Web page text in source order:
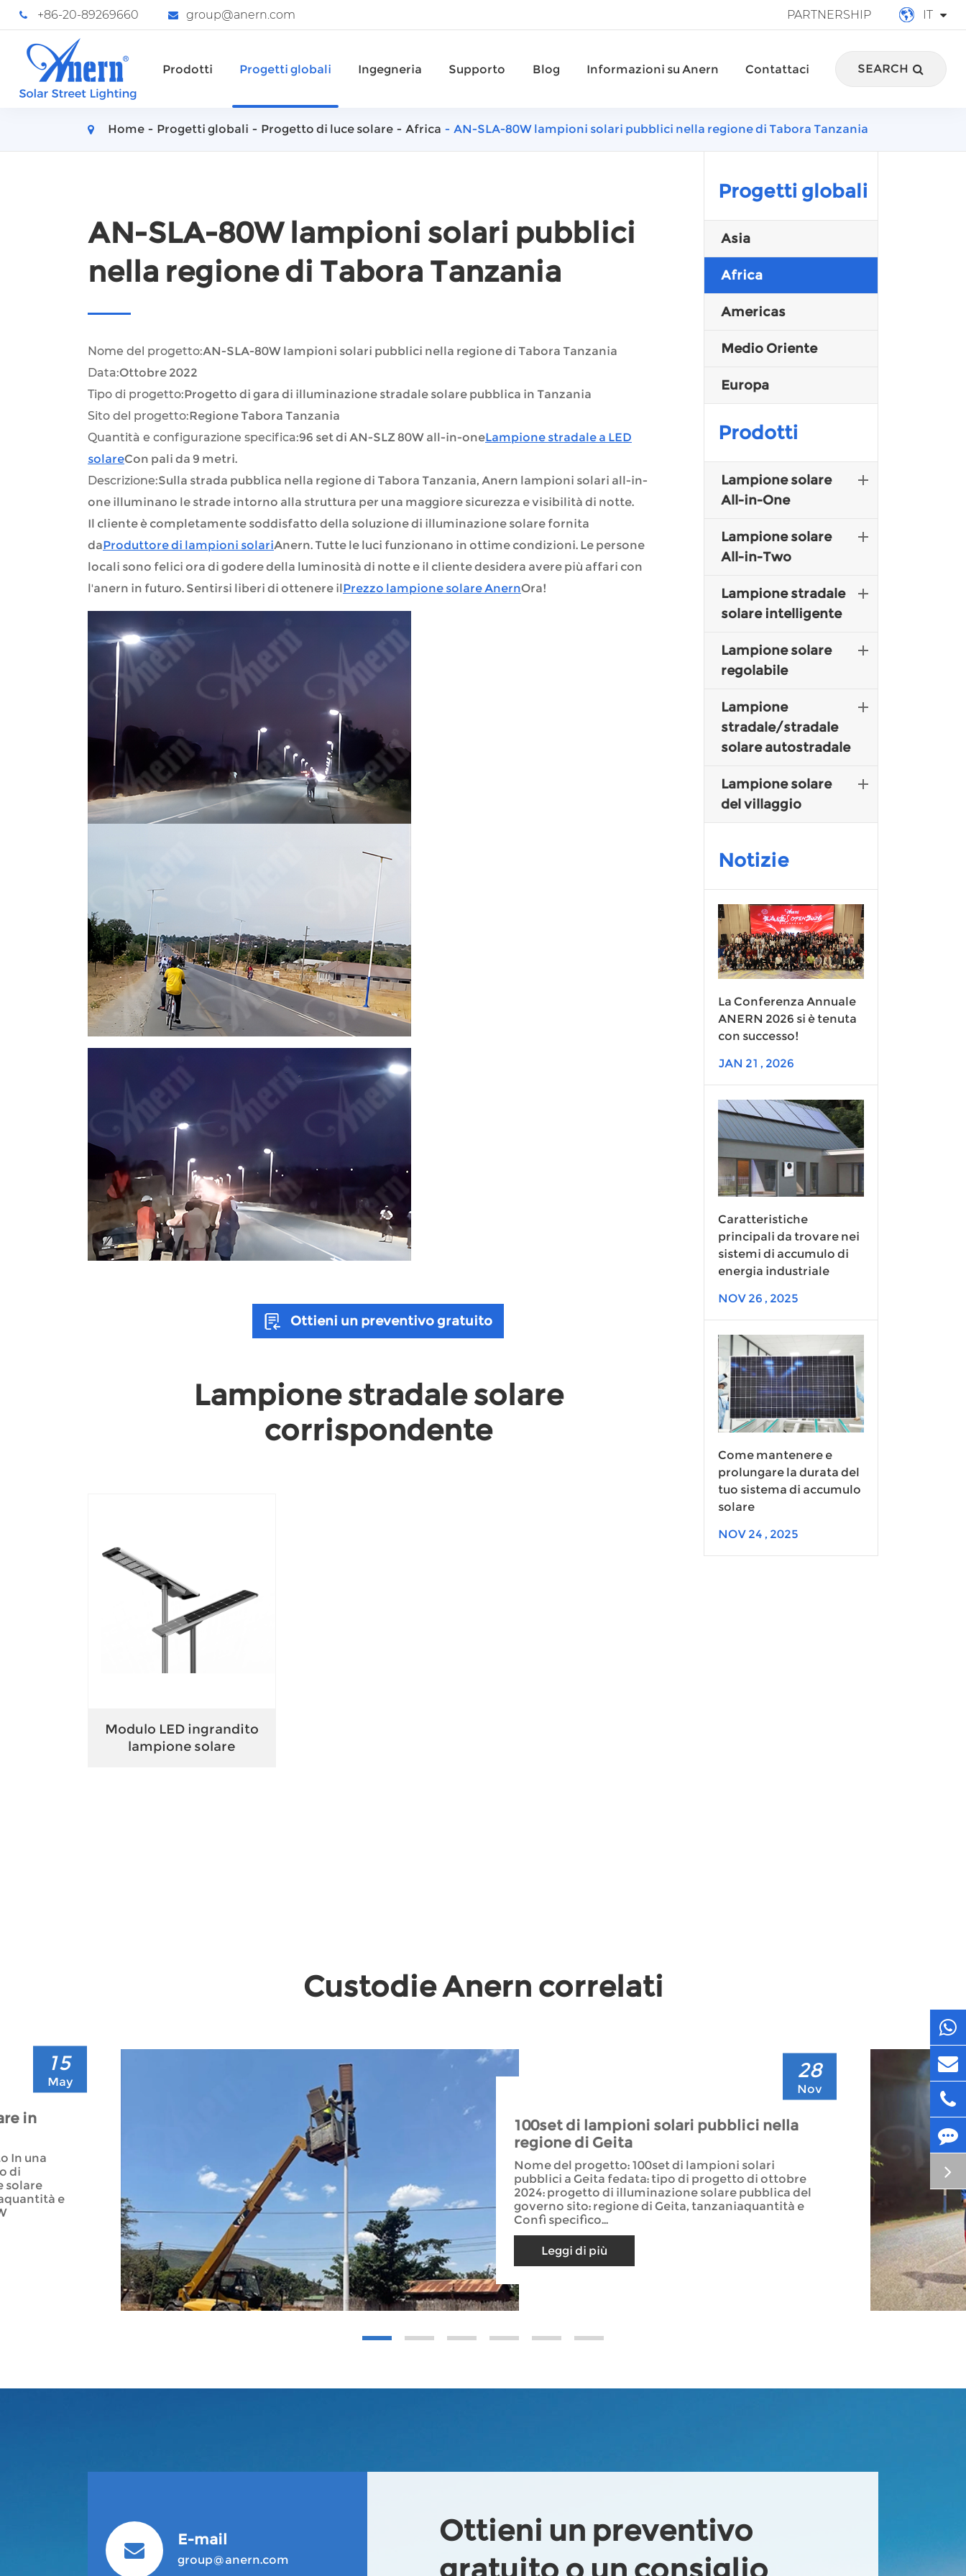
+86-20-89269660 group@anern.com PARTNERSHIP IT
français
italiano
Prodotti Progetti globali Ingegneria Supporto Blog Informazioni su Anern Contattaci SEARCH
Home Progetti globali Progetto di luce solare Africa AN-SLA-80W lampioni solari pubblici nella regione di Tabora Tanzania
AN-SLA-80W lampioni solari pubblici
nella regione di Tabora Tanzania
Nome del progetto:AN-SLA-80W lampioni solari pubblici nella regione di Tabora Tanzania
Data:Ottobre 2022
Tipo di progetto:Progetto di gara di illuminazione stradale solare pubblica in Tanzania
Sito del progetto:Regione Tabora Tanzania
Quantità e configurazione specifica:96 set di AN-SLZ 80W all-in-oneLampione stradale a LED
solareCon pali da 9 metri.
Descrizione:Sulla strada pubblica nella regione di Tabora Tanzania, Anern lampioni solari all-in-
one illuminano le strade intorno alla struttura per una maggiore sicurezza e visibilità di notte.
Il cliente è completamente soddisfatto della soluzione di illuminazione solare fornita
daProduttore di lampioni solariAnern. Tutte le luci funzionano in ottime condizioni. Le persone
locali sono felici ora di godere della luminosità di notte e il cliente desidera avere più affari con
l'anern in futuro. Sentirsi liberi di ottenere ilPrezzo lampione solare AnernOra!
Ottieni un preventivo gratuito
Lampione stradale solare
corrispondente
Modulo LED ingrandito
lampione solare
Progetti globali
Asia
Africa
Americas
Medio Oriente
Europa
Prodotti
Lampione solare
All-in-One
Lampione solare
All-in-Two
Lampione stradale
solare intelligente
Lampione solare
regolabile
Lampione
stradale/stradale
solare autostradale
Lampione solare
del villaggio
Notizie
La Conferenza Annuale
ANERN 2026 si è tenuta
con successo!
JAN 21 , 2026
Caratteristiche
principali da trovare nei
sistemi di accumulo di
energia industriale
NOV 26 , 2025
Come mantenere e
prolungare la durata del
tuo sistema di accumulo
solare
NOV 24 , 2025
Custodie Anern correlati
15
May
in
In una
di
solare
e
28
Nov
100set di lampioni solari pubblici nella
regione di Geita
Nome del progetto: 100set di lampioni solari
pubblici a Geita fedata: tipo di progetto di ottobre
2024: progetto di illuminazione solare pubblica del
governo sito: regione di Geita, tanzaniaquantità e
Confi specifico...
Leggi di più
E-mail
group@anern.com
Ottieni un preventivo